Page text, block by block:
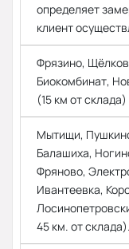
определяет
клиент
Фрязино,
Биокомбинат,
(15 км от склада)
Мытищи,
Балашиха,
Фряново,
Ивантеевка,
45 км. от склада).